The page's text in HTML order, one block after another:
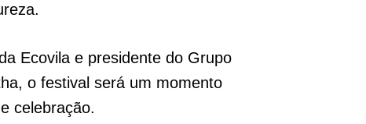
Ecovila e presidente do Grupo
o festival será um momento
celebração.